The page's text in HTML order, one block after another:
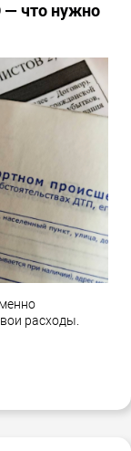
— что нужно
расходы.